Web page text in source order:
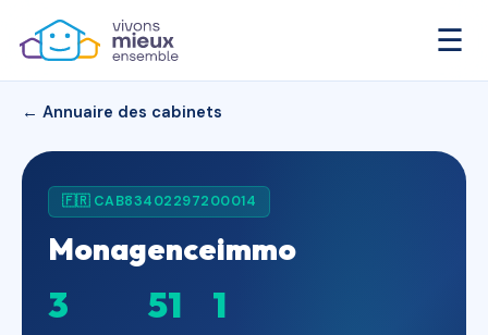
☰
← Annuaire des cabinets
🇫🇷 CAB83402297200014
Monagenceimmo
3 51 1